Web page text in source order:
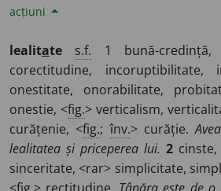
acțiuni
lealitate s.f. 1 bună-credință,
corectitudine, incoruptibilitate,
onestitate, onorabilitate,
onestie, <fig.> verticalism,
curățenie, <fig.;înv.> curăție.
lealitatea și priceperea lui. 2
sinceritate, <rar> simplicitate,